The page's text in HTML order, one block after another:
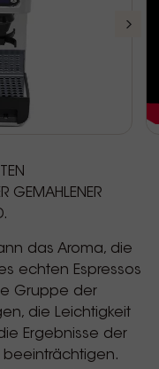
GEMAHLENER
das Aroma, die
echten Espressos
Gruppe der
die Leichtigkeit
Ergebnisse der
beeinträchtigen.